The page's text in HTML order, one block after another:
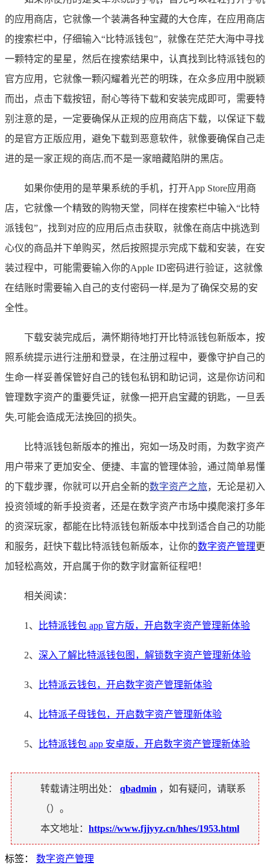
的应用商店，它就像一个装满各种宝藏的大仓库，在应用商店
的搜索栏中，仔细输入“比特派钱包”，就像在茫茫大海中寻找
一颗特定的星星，然后在搜索结果中，认真找到比特派钱包的
官方应用，它就像一颗闪耀着光芒的明珠，在众多应用中脱颖
而出，点击下载按钮，耐心等待下载和安装完成即可，需要特
别注意的是，一定要确保从正规的应用商店下载，以保证下载
的是官方正版应用，避免下载到恶意软件，就像要确保自己走
进的是一家正规的商店,而不是一家暗藏陷阱的黑店。
如果你使用的是苹果系统的手机，打开App Store应用商
店，它就像一个精致的购物天堂，同样在搜索栏中输入“比特
派钱包”，找到对应的应用后点击获取，就像在商店中挑选到
心仪的商品并下单购买，然后按照提示完成下载和安装，在安
装过程中，可能需要输入你的Apple ID密码进行验证，这就像
在结账时需要输入自己的支付密码一样,是为了确保交易的安
全性。
下载安装完成后，满怀期待地打开比特派钱包新版本，按
照系统提示进行注册和登录，在注册过程中，要像守护自己的
生命一样妥善保管好自己的钱包私钥和助记词，这是你访问和
管理数字资产的重要凭证，就像一把开启宝藏的钥匙，一旦丢
失,可能会造成无法挽回的损失。
比特派钱包新版本的推出，宛如一场及时雨，为数字资产
用户带来了更加安全、便捷、丰富的管理体验，通过简单易懂
的下载步骤，你就可以开启全新的数字资产之旅，无论是初入
投资领域的新手投资者，还是在数字资产市场中摸爬滚打多年
的资深玩家，都能在比特派钱包新版本中找到适合自己的功能
和服务，赶快下载比特派钱包新版本，让你的数字资产管理更
加轻松高效，开启属于你的数字财富新征程吧！
相关阅读：
1、 比特派钱包 app 官方版，开启数字资产管理新体验
2、 深入了解比特派钱包图，解锁数字资产管理新体验
3、 比特派云钱包，开启数字资产管理新体验
4、 比特派子母钱包，开启数字资产管理新体验
5、 比特派钱包 app 安卓版，开启数字资产管理新体验
转载请注明出处： qbadmin ，如有疑问，请联系
（）。
本文地址： https://www.fjjyyz.cn/hhes/1953.html
标签： 数字资产管理